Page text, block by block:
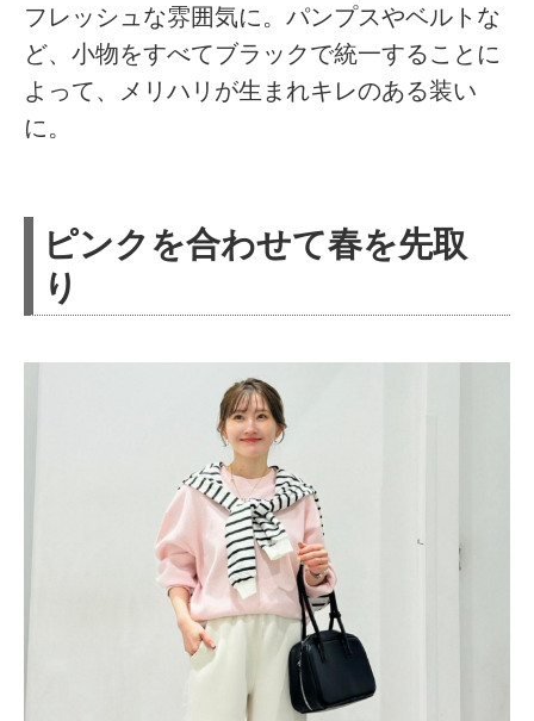
フレッシュな雰囲気に。パンプスやベルトな
ど、小物をすべてブラックで統一することに
よって、メリハリが生まれキレのある装い
に。
ピンクを合わせて春を先取
り